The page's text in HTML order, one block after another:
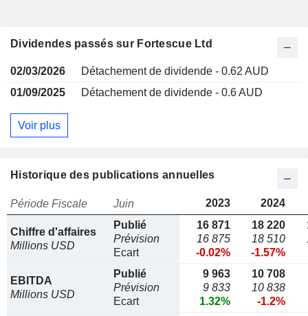
Dividendes passés sur Fortescue Ltd
02/03/2026
Détachement de dividende - 0.62 AUD
01/09/2025
Détachement de dividende - 0.6 AUD
Voir plus
Historique des publications annuelles
Période Fiscale Juin 2023 2024
Chiffre d'affaires
Millions USD
Publié
Prévision
Ecart
16 871
16 875
-0.02%
18 220
18 510
-1.57%
EBITDA
Millions USD
Publié
Prévision
Ecart
9 963
9 833
1.32%
10 708
10 838
-1.2%